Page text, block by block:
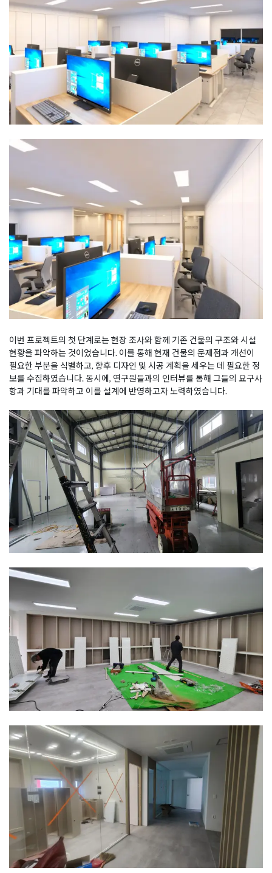
이번 프로젝트의 첫 단계로는 현장 조사와 함께 기존 건물의 구조와 시설
현황을 파악하는 것이었습니다. 이를 통해 현재 건물의 문제점과 개선이
필요한 부분을 식별하고, 향후 디자인 및 시공 계획을 세우는 데 필요한 정
보를 수집하였습니다. 동시에, 연구원들과의 인터뷰를 통해 그들의 요구사
항과 기대를 파악하고 이를 설계에 반영하고자 노력하였습니다.